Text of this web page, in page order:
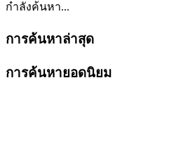
กำลังค้นหา...
การค้นหาล่าสุด
การค้นหายอดนิยม